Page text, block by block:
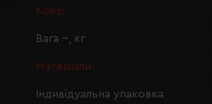
Колір
Вага ~, кг
Матеріали
Індивідуальна упаковка